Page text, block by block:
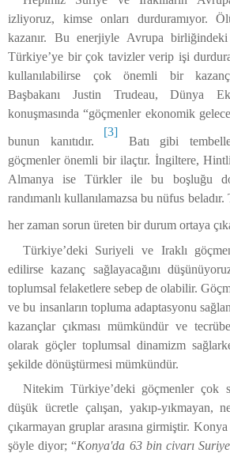
izliyoruz, kimse onları durduramıyor.
kazanır. Bu enerjiyle Avrupa
Türkiye’ye bir çok tavizler verip işi
kullanılabilirse çok önemli bir
Başbakanı Justin Trudeau, Dünya
konuşmasında “göçmenler ekonomik
bunun kanıtıdır.
[3]
Batı gibi
göçmenler önemli bir ilaçtır. İngiltere,
Almanya ise Türkler ile bu boşluğu
randımanlı kullanılamazsa bu nüfus beladır.
her zaman sorun üreten bir durum ortaya
Türkiye’deki Suriyeli ve Iraklı
edilirse kazanç sağlayacağını
toplumsal felaketlere sebep de olabilir.
ve bu insanların topluma adaptasyonu
kazançlar çıkması mümkündür ve
olarak göçler toplumsal dinamizm
şekilde dönüştürmesi mümkündür.
Nitekim Türkiye’deki göçmenler çok
düşük ücretle çalışan, yakıp-yıkmayan,
çıkarmayan gruplar arasına girmiştir.
şöyle diyor; “Konya'da 63 bin civarı